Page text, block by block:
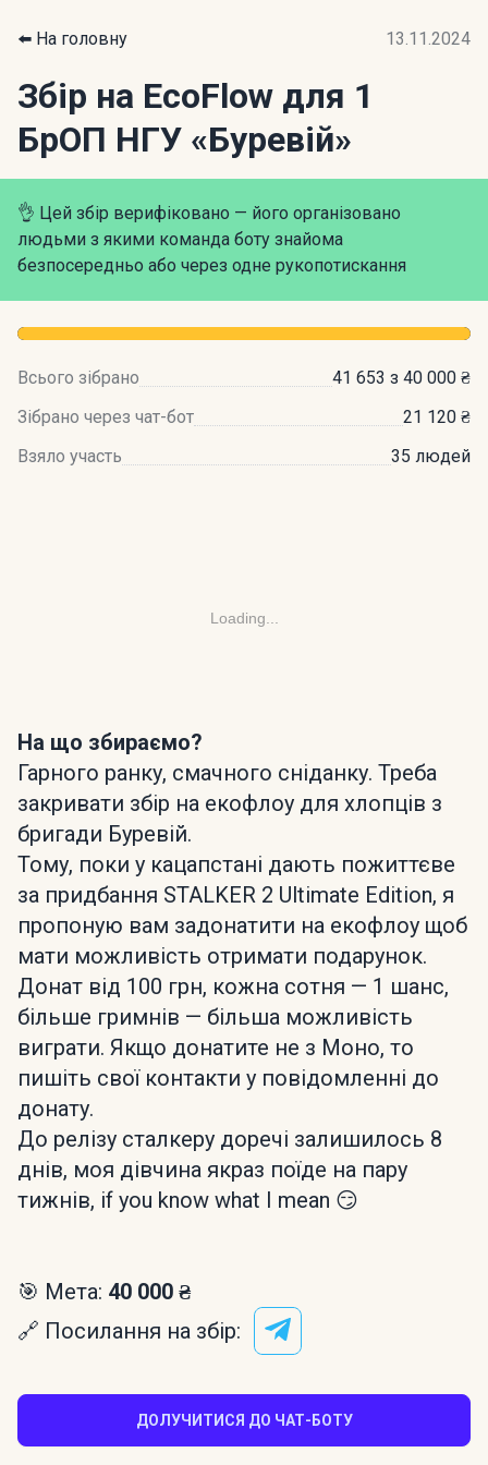
⬅️ На головну 13.11.2024
Збір на EcoFlow для 1
БрОП НГУ «Буревій»
👌 Цей збір верифіковано — його організовано
людьми з якими команда боту знайома
безпосередньо або через одне рукопотискання
Всього зібрано
41 653 з 40 000 ₴
Зібрано через чат-бот
21 120 ₴
Взяло участь
35 людей
Loading...
На що збираємо?
Гарного ранку, смачного сніданку. Треба
закривати збір на екофлоу для хлопців з
бригади Буревій.
Тому, поки у кацапстані дають пожиттєве
за придбання STALKER 2 Ultimate Edition, я
пропоную вам задонатити на екофлоу щоб
мати можливість отримати подарунок.
Донат від 100 грн, кожна сотня — 1 шанс,
більше гримнів — більша можливість
виграти. Якщо донатите не з Моно, то
пишіть свої контакти у повідомленні до
донату.
До релізу сталкеру доречі залишилось 8
днів, моя дівчина якраз поїде на пару
тижнів, if you know what I mean 😏
🎯 Мета: 40 000 ₴
🔗 Посилання на збір:
ДОЛУЧИТИСЯ ДО ЧАТ-БОТУ